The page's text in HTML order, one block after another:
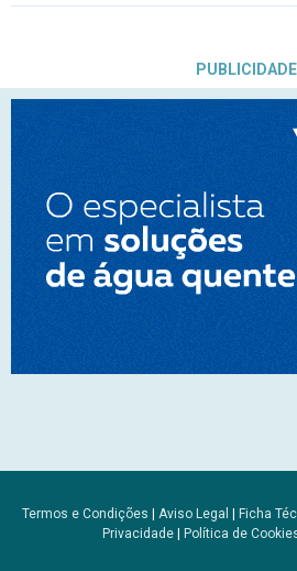
PUBLICIDADE
Termos e Condições Aviso Legal Ficha
Privacidade| Política de